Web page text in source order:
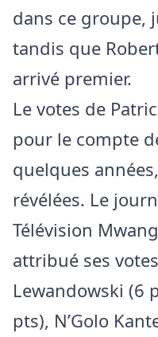
dans ce groupe,
tandis que
arrivé premier.
Le votes de
pour le compte
quelques
révélées. Le
Télévision
attribué ses
Lewandowski (6
pts), N’Golo